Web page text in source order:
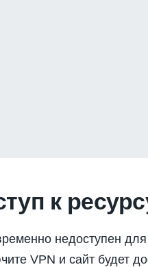
к
недоступен
VPN и сайт будет